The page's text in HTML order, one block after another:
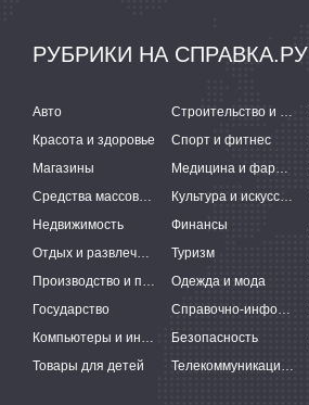
РУБРИКИ НА СПРАВКА.РУ
Авто Строительство и ремонт
Красота и здоровье
Спорт и фитнес
Магазины
Медицина и фармацевтика
Средства массовой информации
Культура и искусство
Недвижимость
Финансы
Отдых и развлечения
Туризм
Производство и поставки
Одежда и мода
Государство
Справочно-информационные системы
Компьютеры и интернет
Безопасность
Товары для детей
Телекоммуникации и связь